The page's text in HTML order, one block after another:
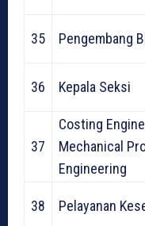
35 Pengembang
36 Kepala Seksi
37
Costing
Mechanical
Engineering
38 Pelayanan